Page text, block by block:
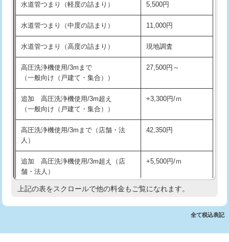
洗面台設置 38,500円
化粧台設置 22,000円
追加人工 16,500円
廃棄・処分 現場見積
※給水管工事は20mmまでの価格です。
交換・取付(排水栓・排水トラップ
22,000円+材料費
持込商品取付（混合水栓）
持込商品取付（浄水器・分岐水栓） 16,500円
業）
排水管工事（追加 排水管工事/3ｍ超
え）
マス交換（土の掘削・埋め戻し作業） 11,000円~
水道管つまり（軽度の詰まり） 5,500円
水道管つまり（中度の詰まり） 11,000円
水道管つまり（高度の詰まり） 現地調査
高圧洗浄機使用/3mまで
（一般向け（戸建て・集合））
27,500円～
追加 高圧洗浄機使用/3m超え
（一般向け（戸建て・集合））
+3,300円/ｍ
高圧洗浄機使用/3mまで（店舗・法
人）
42,350円
追加 高圧洗浄機使用/3m超え（店
舗・法人）
+5,500円/ｍ
高度高圧洗浄換 現地調査
トーラー機使用/3mまで 33,000円
上記の表をスクロールで他の料金もご覧になれます。
全て税込表記